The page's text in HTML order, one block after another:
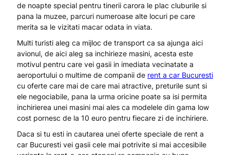
de noapte special pentru tinerii carora le plac cluburile si
pana la muzee, parcuri numeroase alte locuri pe care
merita sa le vizitati macar odata in viata.
Multi turisti aleg ca mijloc de transport ca sa ajunga aici
avionul, de aici aleg sa inchirieze masini, acesta este
motivul pentru care vei gasii in imediata vecinatate a
aeroportului o multime de companii de rent a car Bucuresti
cu oferte care mai de care mai atractive, preturile sunt si
ele negociabile, pana la urma oricine poate sa isi permita
inchirierea unei masini mai ales ca modelele din gama low
cost pornesc de la 10 euro pentru fiecare zi de inchiriere.
Daca si tu esti in cautarea unei oferte speciale de rent a
car Bucuresti vei gasii cele mai potrivite si mai accesibile